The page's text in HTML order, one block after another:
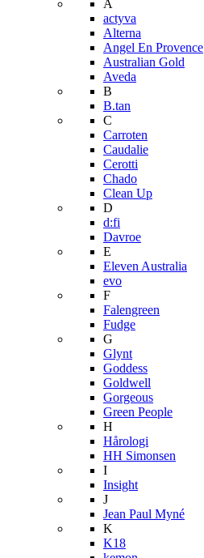
A
actyva
Alterna
Angel En Provence
Australian Gold
Aveda
B
B.tan
C
Carroten
Caudalie
Cerotti
Chado
Clean Up
D
d:fi
Davroe
E
Eleven Australia
evo
F
Falengreen
Fudge
G
Glynt
Goddess
Goldwell
Gorgeous
Green People
H
Hårologi
HH Simonsen
I
Insight
J
Jean Paul Myné
K
K18